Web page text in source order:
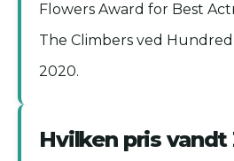
Flowers Award for Best
The Climbers ved
2020.
Hvilken pris vandt